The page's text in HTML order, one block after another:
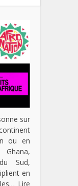
sur
ou en
Sud,
en
Lire